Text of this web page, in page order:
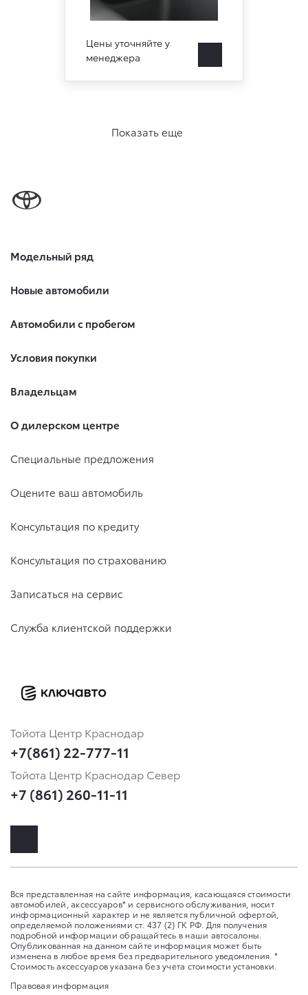
Цены уточняйте у
менеджера
Показать еще
Модельный ряд
Новые автомобили
Автомобили с пробегом
Условия покупки
Владельцам
О дилерском центре
Специальные предложения
Оцените ваш автомобиль
Консультация по кредиту
Консультация по страхованию
Записаться на сервис
Служба клиентской поддержки
Тойота Центр Краснодар
+7(861) 22-777-11
Тойота Центр Краснодар Север
+7 (861) 260-11-11
Вся представленная на сайте информация, касающаяся стоимости
автомобилей, аксессуаров* и сервисного обслуживания, носит
информационный характер и не является публичной офертой,
определяемой положениями ст. 437 (2) ГК РФ. Для получения
подробной информации обращайтесь в наши автосалоны.
Опубликованная на данном сайте информация может быть
изменена в любое время без предварительного уведомления. *
Стоимость аксессуаров указана без учета стоимости установки.
Правовая информация